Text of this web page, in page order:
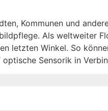
Kommunen und
Als weltweiter
letzten Winkel. So
Sensorik in